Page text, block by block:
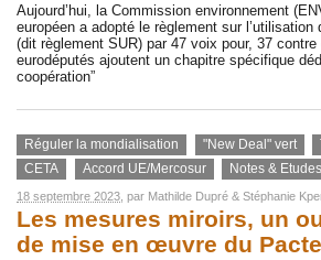
Aujourd’hui, la Commission environnement
européen a adopté le règlement sur l’utilisation
(dit règlement SUR) par 47 voix pour, 37
eurodéputés ajoutent un chapitre spécifique
coopération”
Réguler la mondialisation "New Deal" vert
CETA
Accord UE/Mercosur Notes & Etudes
18 septembre 2023, par Mathilde Dupré & Stéphanie
Les mesures miroirs, un
de mise en œuvre du